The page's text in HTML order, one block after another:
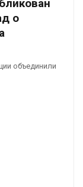
о
объединили